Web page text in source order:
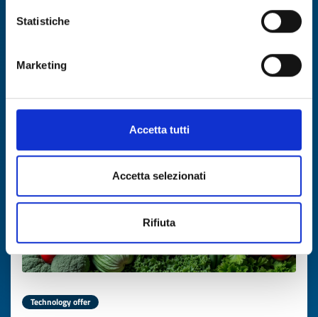
Statistiche
Marketing
Accetta tutti
Accetta selezionati
Rifiuta
ID: TOFR20260702026
DISCOVER MORE →
Technology offer